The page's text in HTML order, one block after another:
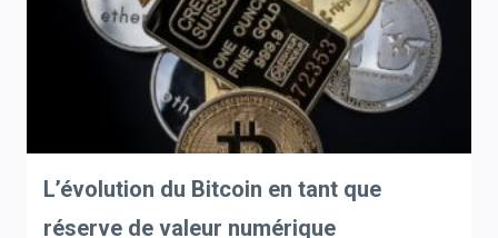
L’évolution du Bitcoin en tant que
réserve de valeur numérique